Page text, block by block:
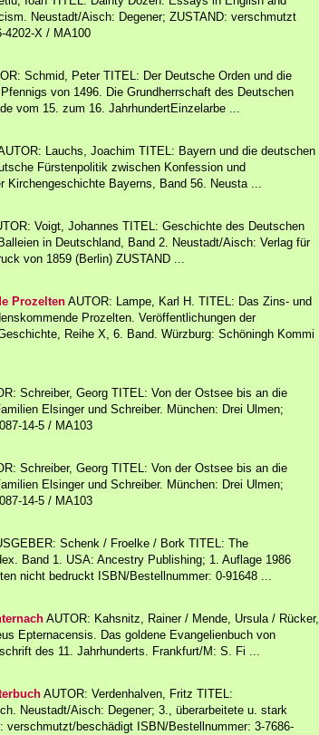
Neustadt/Aisch: Degener; ZUSTAND: verschmutzt
4202-X / MA100
Schmid, Peter TITEL: Der Deutsche Orden und die
von 1496. Die Grundherrschaft des Deutschen
vom 15. zum 16. JahrhundertEinzelarbe ...
Lauchs, Joachim TITEL: Bayern und die deutschen
Fürstenpolitik zwischen Konfession und
Kirchengeschichte Bayerns, Band 56. Neusta ...
Voigt, Johannes TITEL: Geschichte des Deutschen
in Deutschland, Band 2. Neustadt/Aisch: Verlag für
von 1859 (Berlin) ZUSTAND ...
Prozelten AUTOR: Lampe, Karl H. TITEL: Das Zins- und
Prozelten. Veröffentlichungen der
Reihe X, 6. Band. Würzburg: Schöningh Kommi
Schreiber, Georg TITEL: Von der Ostsee bis an die
Elsinger und Schreiber. München: Drei Ulmen;
14-5 / MA103
Schreiber, Georg TITEL: Von der Ostsee bis an die
Elsinger und Schreiber. München: Drei Ulmen;
14-5 / MA103
Schenk / Froelke / Bork TITEL: The
Band 1. USA: Ancestry Publishing; 1. Auflage 1986
nicht bedruckt ISBN/Bestellnummer: 0-91648 ...
AUTOR: Kahsnitz, Rainer / Mende, Ursula / Rücker,
Epternacensis. Das goldene Evangelienbuch von
des 11. Jahrhunderts. Frankfurt/M: S. Fi ...
AUTOR: Verdenhalven, Fritz TITEL:
Neustadt/Aisch: Degener; 3., überarbeitete u. stark
verschmutzt/beschädigt ISBN/Bestellnummer: 3-7686-